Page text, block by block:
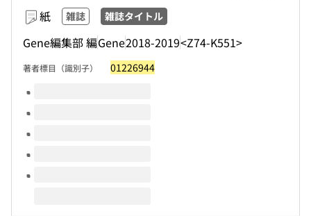
紙 雑誌 雑誌タイトル
Gene編集部 編Gene2018-2019<Z74-K551>
著者標目（識別子） 01226944
このタイトルの巻号